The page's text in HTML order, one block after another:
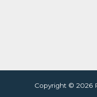
Copyright © 2026